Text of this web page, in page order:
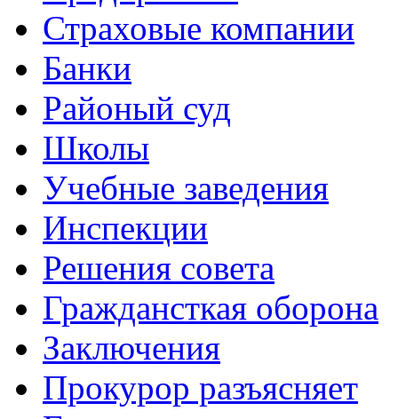
Страховые компании
Банки
Районый суд
Школы
Учебные заведения
Инспекции
Решения совета
Граждансткая оборона
Заключения
Прокурор разъясняет